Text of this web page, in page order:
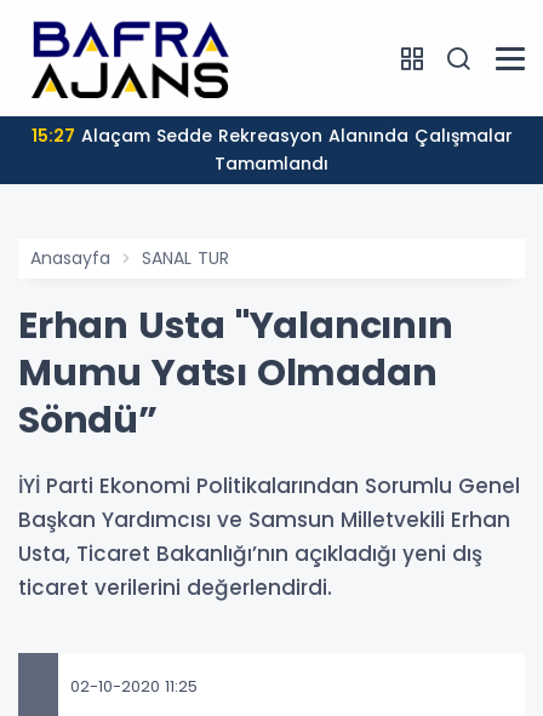
15:27
Tamamlandı
Anasayfa SANAL TUR
Erhan Usta "Yalancının
Mumu Yatsı Olmadan
Söndü”
İYİ Parti Ekonomi Politikalarından Sorumlu Genel
Başkan Yardımcısı ve Samsun Milletvekili Erhan
Usta, Ticaret Bakanlığı’nın açıkladığı yeni dış
ticaret verilerini değerlendirdi.
02-10-2020 11:25